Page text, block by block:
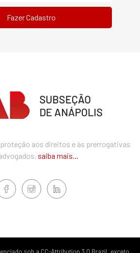
aos direitos e às prerrogativas
saiba mais...